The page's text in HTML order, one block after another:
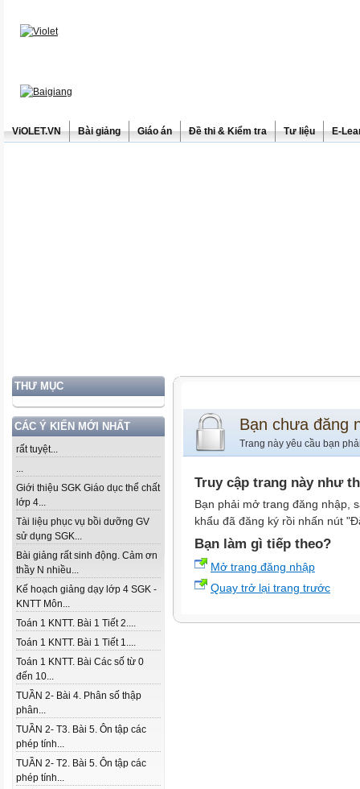
ViOLET.VN Bài giảng Giáo án Đề thi & Kiểm tra Tư liệu E-
THƯ MỤC
CÁC Ý KIẾN MỚI NHẤT
rất tuyệt...
...
Giới thiệu SGK Giáo dục thể chất
lớp 4...
Tài liệu phục vụ bồi dưỡng GV
sử dụng SGK...
Bài giảng rất sinh động. Cảm ơn
thầy N nhiều...
Kế hoạch giảng dạy lớp 4 SGK -
KNTT Môn...
Toán 1 KNTT. Bài 1 Tiết 2....
Toán 1 KNTT. Bài 1 Tiết 1....
Toán 1 KNTT. Bài Các số từ 0
đến 10...
TUẦN 2- Bài 4. Phân số thập
phân...
TUẦN 2- T3. Bài 5. Ôn tập các
phép tính...
TUẦN 2- T2. Bài 5. Ôn tập các
phép tính...
Bạn chưa đăng
Trang này yêu cầu bạn
Truy cập trang này như
Bạn phải mở trang đăng nhập,
khẩu đã đăng ký rồi nhấn nút
Bạn làm gì tiếp theo?
Mở trang đăng nhập
Quay trở lại trang trước